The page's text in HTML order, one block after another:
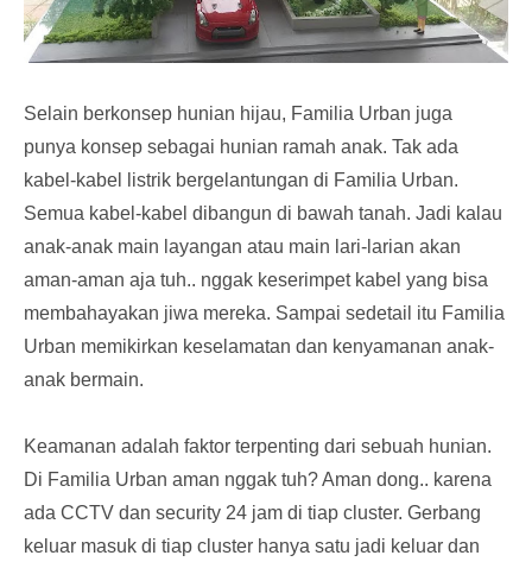
Selain berkonsep hunian hijau, Familia Urban juga
punya konsep sebagai hunian ramah anak. Tak ada
kabel-kabel listrik bergelantungan di Familia Urban.
Semua kabel-kabel dibangun di bawah tanah. Jadi kalau
anak-anak main layangan atau main lari-larian akan
aman-aman aja tuh.. nggak keserimpet kabel yang bisa
membahayakan jiwa mereka. Sampai sedetail itu Familia
Urban memikirkan keselamatan dan kenyamanan anak-
anak bermain.
Keamanan adalah faktor terpenting dari sebuah hunian.
Di Familia Urban aman nggak tuh? Aman dong.. karena
ada CCTV dan security 24 jam di tiap cluster. Gerbang
keluar masuk di tiap cluster hanya satu jadi keluar dan